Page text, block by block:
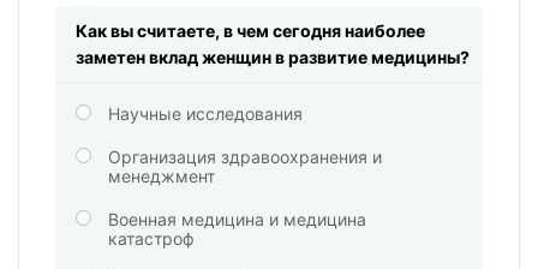
Как вы считаете, в чем сегодня наиболее
заметен вклад женщин в развитие медицины?
Научные исследования
Организация здравоохранения и
менеджмент
Военная медицина и медицина
катастроф